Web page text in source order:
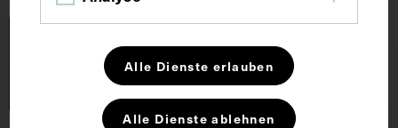
Alle Dienste erlauben
Alle Dienste ablehnen